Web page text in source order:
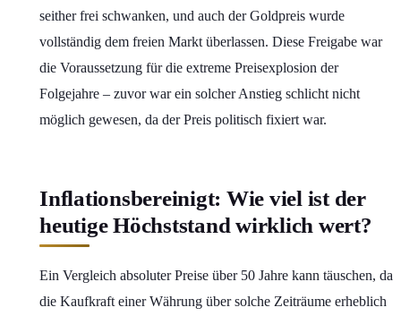
seither frei schwanken, und auch der Goldpreis wurde
vollständig dem freien Markt überlassen. Diese Freigabe war
die Voraussetzung für die extreme Preisexplosion der
Folgejahre – zuvor war ein solcher Anstieg schlicht nicht
möglich gewesen, da der Preis politisch fixiert war.
Inflationsbereinigt: Wie viel ist der
heutige Höchststand wirklich wert?
Ein Vergleich absoluter Preise über 50 Jahre kann täuschen, da
die Kaufkraft einer Währung über solche Zeiträume erheblich